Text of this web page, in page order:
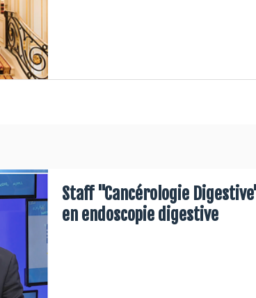
Staff "Cancérologie
en endoscopie digestive